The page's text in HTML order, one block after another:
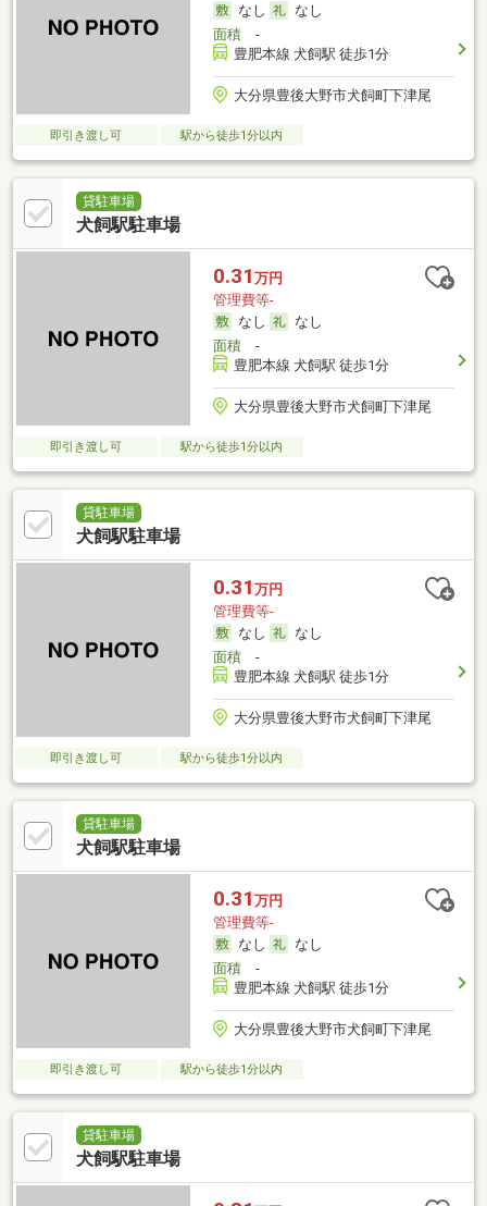
なし
なし
面積-
豊肥本線 犬飼駅 徒歩1分
大分県豊後大野市犬飼町下津尾
即引き渡し可 駅から徒歩1分以内
貸駐車場
犬飼駅駐車場
0.31 万円
管理費等-
なし
なし
面積-
豊肥本線 犬飼駅 徒歩1分
大分県豊後大野市犬飼町下津尾
即引き渡し可 駅から徒歩1分以内
貸駐車場
犬飼駅駐車場
0.31 万円
管理費等-
なし
なし
面積-
豊肥本線 犬飼駅 徒歩1分
大分県豊後大野市犬飼町下津尾
即引き渡し可 駅から徒歩1分以内
貸駐車場
犬飼駅駐車場
0.31 万円
管理費等-
なし
なし
面積-
豊肥本線 犬飼駅 徒歩1分
大分県豊後大野市犬飼町下津尾
即引き渡し可 駅から徒歩1分以内
貸駐車場
犬飼駅駐車場